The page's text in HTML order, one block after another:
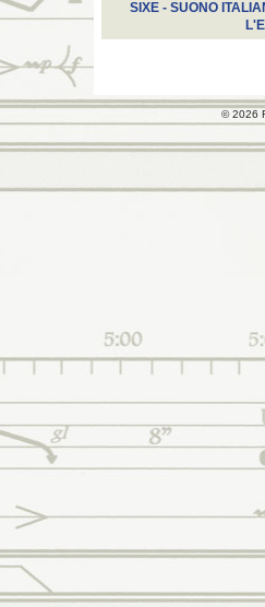
SIXE - SUONO
© 2026